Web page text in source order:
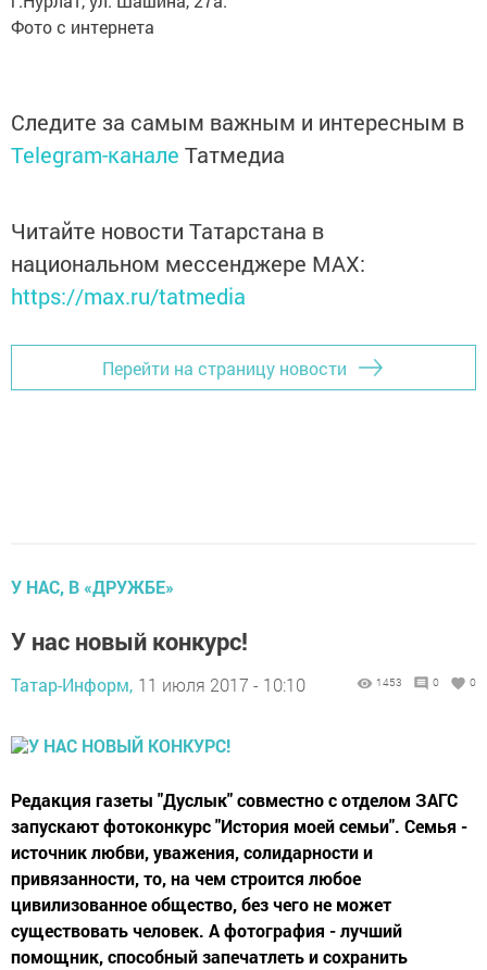
Фото с интернета
Следите за самым важным и интересным в
Telegram-канале Татмедиа
Читайте новости Татарстана в
национальном мессенджере MАХ:
https://max.ru/tatmedia
Перейти на страницу новости
У НАС, В «ДРУЖБЕ»
У нас новый конкурс!
Татар-Информ, 11 июля 2017 - 10:10 1453 0 0
Редакция газеты "Дуслык" совместно с отделом ЗАГС
запускают фотоконкурс "История моей семьи". Семья -
источник любви, уважения, солидарности и
привязанности, то, на чем строится любое
цивилизованное общество, без чего не может
существовать человек. А фотография - лучший
помощник, способный запечатлеть и сохранить